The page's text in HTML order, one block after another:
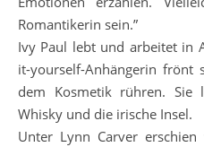
Romantikerin sein.”
Ivy Paul lebt und arbeitet in
it-yourself-Anhängerin frönt
dem Kosmetik rühren. Sie
Whisky und die irische Insel.
Unter Lynn Carver